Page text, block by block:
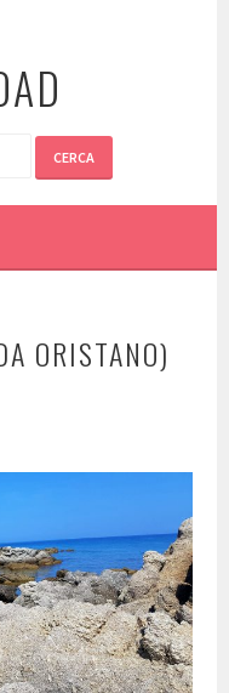
ORISTANO)